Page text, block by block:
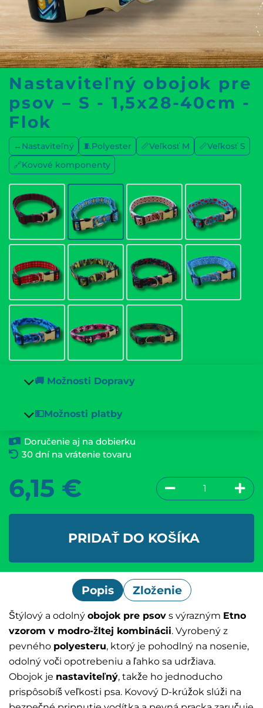
Nastaviteľný obojok pre
psov – S - 1,5x28-40cm -
Flok
↔️Nastaviteľný 🧵Polyester 📏Veľkosť M
📏Veľkosť S
🔗Kovové komponenty
🚚 Možnosti Dopravy
💵Možnosti platby
Doručenie aj na dobierku
30 dní na vrátenie tovaru
6,15 €
PRIDAŤ DO KOŠÍKA
Popis Zloženie
Štýlový a odolný obojok pre psov s výrazným Etno
vzorom v modro-žltej kombinácii. Vyrobený z
pevného polyesteru, ktorý je pohodlný na nosenie,
odolný voči opotrebeniu a ľahko sa udržiava.
Obojok je nastaviteľný, takže ho jednoducho
prispôsobíš veľkosti psa. Kovový D-krúžok slúži na